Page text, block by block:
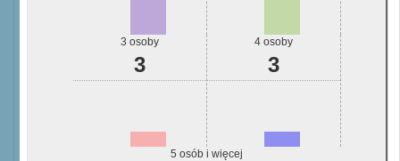
3 osoby
3
4 osoby
3
5 osób i więcej